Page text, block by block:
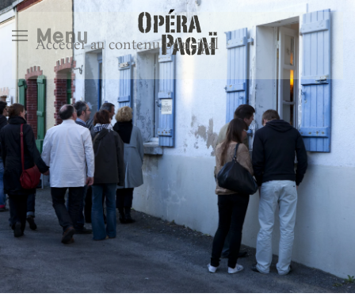
Accéder au contenu principal
Menu